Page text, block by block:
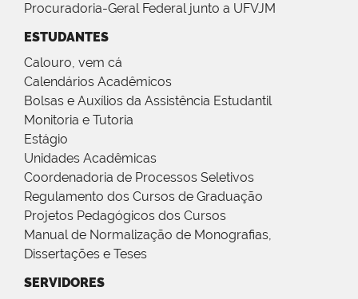
Procuradoria-Geral Federal junto a UFVJM
ESTUDANTES
Calouro, vem cá
Calendários Acadêmicos
Bolsas e Auxílios da Assistência Estudantil
Monitoria e Tutoria
Estágio
Unidades Acadêmicas
Coordenadoria de Processos Seletivos
Regulamento dos Cursos de Graduação
Projetos Pedagógicos dos Cursos
Manual de Normalização de Monografias,
Dissertações e Teses
SERVIDORES